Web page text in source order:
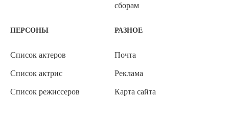
сборам
ПЕРСОНЫ
Список актеров
Список актрис
Список режиссеров
РАЗНОЕ
Почта
Реклама
Карта сайта